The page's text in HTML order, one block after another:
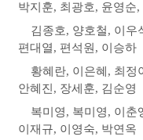
박지훈, 최광호, 윤영순,
김종호, 양호철, 이우
편대열, 편석원 , 이승하
황혜란, 이은혜 , 최정
안혜진 , 장세훈, 김순영
복미영, 복미영, 이춘
이재규, 이영숙, 박연옥